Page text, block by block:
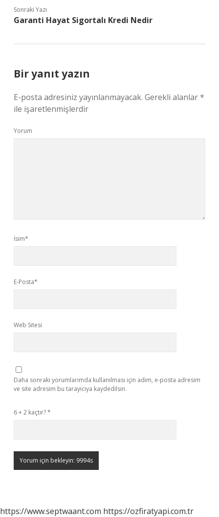
Sonraki Yazı
Garanti Hayat Sigortalı Kredi Nedir
Bir yanıt yazın
E-posta adresiniz yayınlanmayacak. Gerekli alanlar*
ile işaretlenmişlerdir
Yorum
İsim*
E-Posta*
Web Sitesi
Daha sonraki yorumlarımda kullanılması için adım, e-posta adresim
ve site adresim bu tarayıcıya kaydedilsin.
6 + 2 kaçtır?*
https://www.septwaant.com https://ozfiratyapi.com.tr